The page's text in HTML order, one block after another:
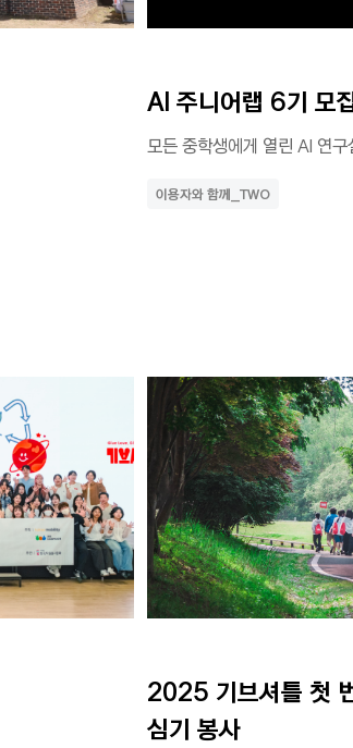
AI 주니어랩 6기 모
모든 중학생에게 열린 AI 연구
이용자와 함께_TWO
2025 기브셔틀 첫
심기 봉사